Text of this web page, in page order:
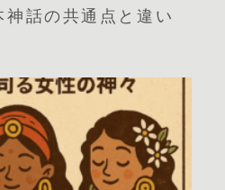
話の共通点と違い